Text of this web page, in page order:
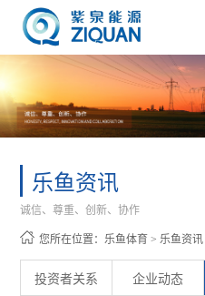
乐鱼资讯
诚信、尊重、创新、协作
您所在位置：乐鱼体育 >乐鱼资讯
投资者关系 企业动态